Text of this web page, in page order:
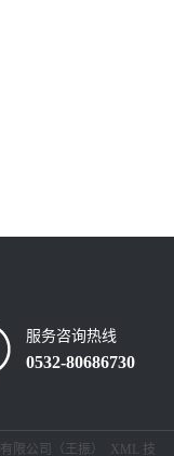
服务咨询热线
0532-80686730
限公司（王振） XML 技